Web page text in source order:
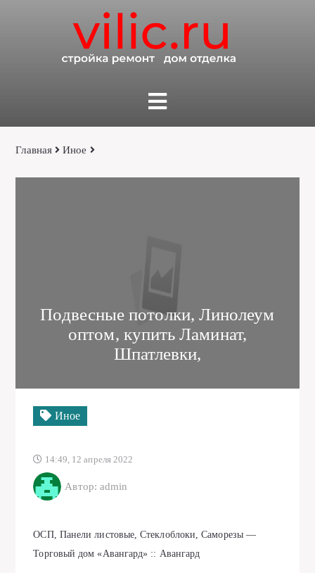
Главная Иное
Подвесные потолки, Линолеум
оптом, купить Ламинат,
Шпатлевки,
Иное
14:49, 12 апреля 2022
Автор: admin
ОСП, Панели листовые, Стеклоблоки, Саморезы —
Торговый дом «Авангард» :: Авангард